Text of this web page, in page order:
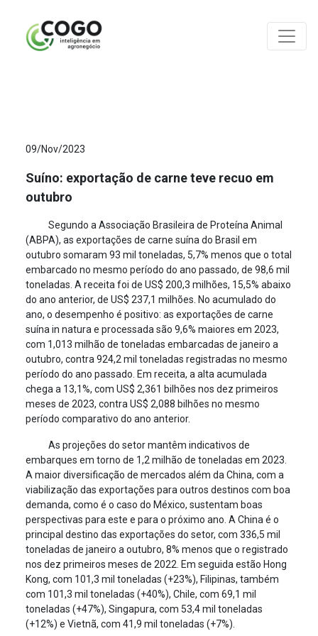
09/Nov/2023
Suíno: exportação de carne teve recuo em
outubro
Segundo a Associação Brasileira de Proteína Animal
(ABPA), as exportações de carne suína do Brasil em
outubro somaram 93 mil toneladas, 5,7% menos que o total
embarcado no mesmo período do ano passado, de 98,6 mil
toneladas. A receita foi de US$ 200,3 milhões, 15,5% abaixo
do ano anterior, de US$ 237,1 milhões. No acumulado do
ano, o desempenho é positivo: as exportações de carne
suína in natura e processada são 9,6% maiores em 2023,
com 1,013 milhão de toneladas embarcadas de janeiro a
outubro, contra 924,2 mil toneladas registradas no mesmo
período do ano passado. Em receita, a alta acumulada
chega a 13,1%, com US$ 2,361 bilhões nos dez primeiros
meses de 2023, contra US$ 2,088 bilhões no mesmo
período comparativo do ano anterior.
As projeções do setor mantêm indicativos de
embarques em torno de 1,2 milhão de toneladas em 2023.
A maior diversificação de mercados além da China, com a
viabilização das exportações para outros destinos com boa
demanda, como é o caso do México, sustentam boas
perspectivas para este e para o próximo ano. A China é o
principal destino das exportações do setor, com 336,5 mil
toneladas de janeiro a outubro, 8% menos que o registrado
nos dez primeiros meses de 2022. Em seguida estão Hong
Kong, com 101,3 mil toneladas (+23%), Filipinas, também
com 101,3 mil toneladas (+40%), Chile, com 69,1 mil
toneladas (+47%), Singapura, com 53,4 mil toneladas
(+12%) e Vietnã, com 41,9 mil toneladas (+7%).